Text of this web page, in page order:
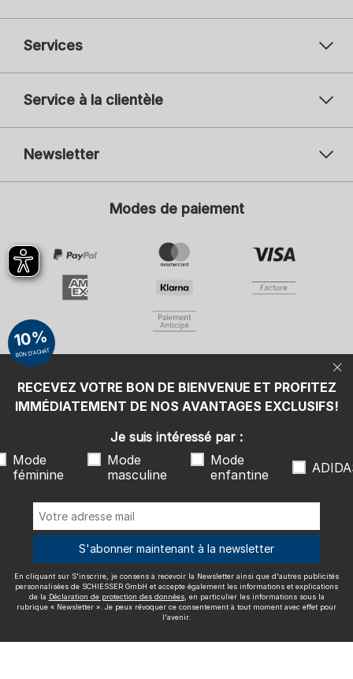
Services
Service à la clientèle
Newsletter
S'inscrire
Je suis intéressé par :
Mode masculine
Mode enfantine
ADIDAS
En cliquant sur S'inscrire, je consens à recevoir la Newsletter ainsi que
d'autres publicités personnalisées de SCHIESSER GmbH et accepte
également les informations et explications de la
protection des données, en particulier les informations sous la
rubrique « Newsletter ». Je peux révoquer ce consentement à tout
Modes de paiement
Nous livrons avec
Excellente qualité
Plus d'informations sur nos évaluations
RECEVEZ VOTRE BON DE BIENVENUE ET PROFITEZ
IMMÉDIATEMENT DE NOS AVANTAGES EXCLUSIFS!
10%
BON D'ACHAT
Je suis intéressé par :
Mode
féminine
Mode
masculine
Mode
enfantine
S'abonner maintenant à la newsletter
En cliquant sur S'inscrire, je consens à recevoir la Newsletter ainsi que d'autres publicités
personnalisées de SCHIESSER GmbH et accepte également les informations et explications
de la Déclaration de protection des données, en particulier les informations sous la
rubrique « Newsletter ». Je peux révoquer ce consentement à tout moment avec effet pour
l'avenir.